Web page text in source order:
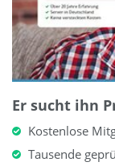
Er sucht ihn
Kostenlose
Tausende